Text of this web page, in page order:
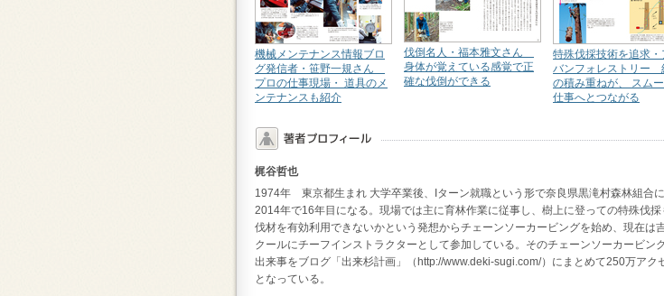
機械メンテナンス情報ブロ
グ発信者・笹野一規さん
プロの仕事現場・ 道具のメ
ンテナンスも紹介
伐倒名人・福本雅文さん
身体が覚えている感覚で正
確な伐倒ができる
特殊伐採技術を追求・
バンフォレストリー
の積み重ねが、 スム
仕事へとつながる
梶谷哲也
1974年 東京都生まれ 大学卒業後、Iターン就職という形で奈良県黒滝村森林組合
2014年で16年目になる。現場では主に育林作業に従事し、樹上に登っての特殊伐
伐材を有効利用できないかという発想からチェーンソーカービングを始め、現在は
クールにチーフインストラクターとして参加している。そのチェーンソーカービン
出来事をブログ「出来杉計画」（http://www.deki-sugi.com/）にまとめて250万アク
となっている。